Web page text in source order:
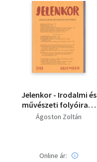
Jelenkor - Irodalmi és
művészeti folyóirat -
2013. december
Ágoston Zoltán
Online ár: